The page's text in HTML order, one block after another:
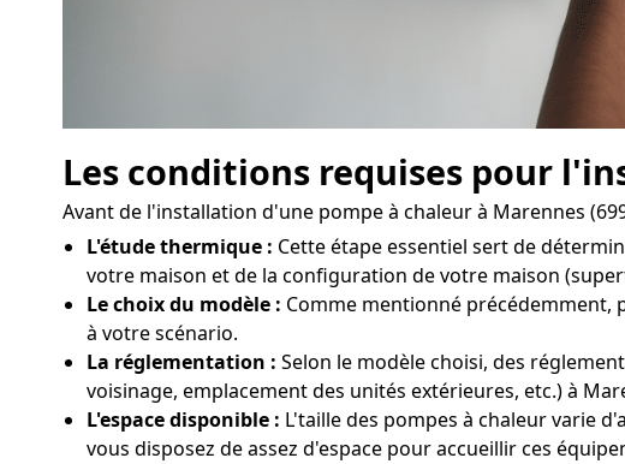
Les conditions requises pour
Avant de l'installation d'une pompe à chaleur à Marennes
L'étude thermique : Cette étape essentiel sert de
votre maison et de la configuration de votre maison
Le choix du modèle : Comme mentionné précédemment,
à votre scénario.
La réglementation : Selon le modèle choisi, des
voisinage, emplacement des unités extérieures, etc.) à
L'espace disponible : L'taille des pompes à chaleur varie
vous disposez de assez d'espace pour accueillir ces